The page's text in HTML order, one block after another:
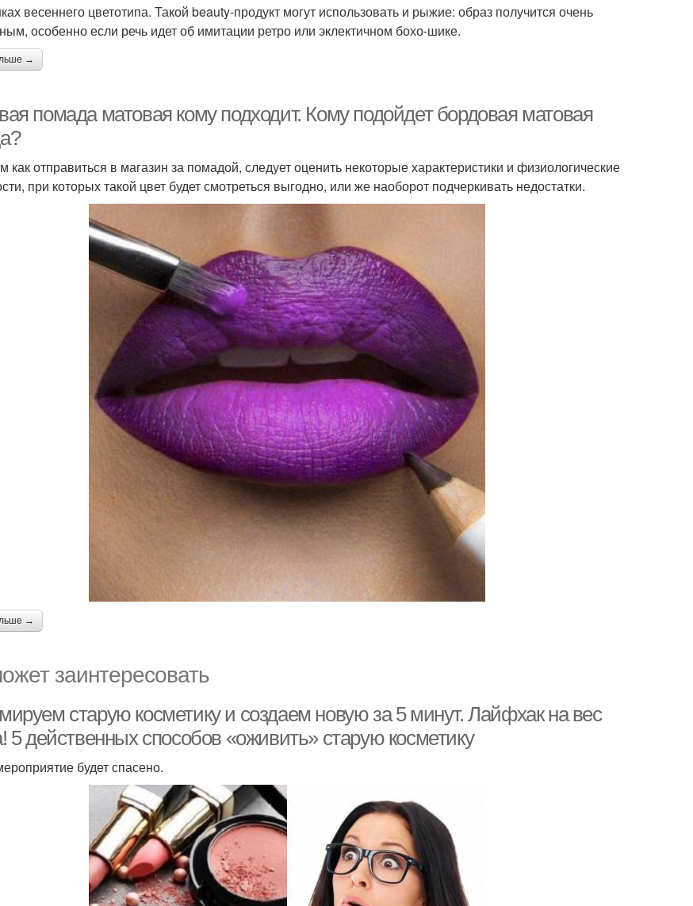
весеннего цветотипа. Такой beauty-продукт могут использовать и рыжие: образ получится очень
особенно если речь идет об имитации ретро или эклектичном бохо-шике.
→
помада матовая кому подходит. Кому подойдет бордовая матовая
как отправиться в магазин за помадой, следует оценить некоторые характеристики и физиологические
при которых такой цвет будет смотреться выгодно, или же наоборот подчеркивать недостатки.
→
заинтересовать
старую косметику и создаем новую за 5 минут. Лайфхак на вес
5 действенных способов «оживить» старую косметику
будет спасено.